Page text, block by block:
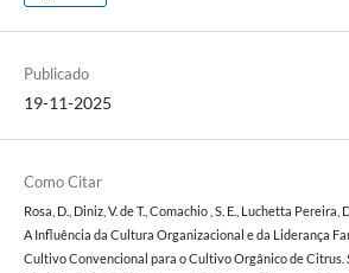
Publicado
19-11-2025
Como Citar
Rosa, D., Diniz, V. de T., Comachio , S. E., Luchetta Pereira,
A Influência da Cultura Organizacional e da Liderança
Cultivo Convencional para o Cultivo Orgânico de Citrus.